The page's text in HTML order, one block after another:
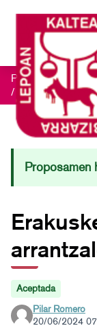
/ Ideas recibidas
Proposamen
Aceptada
Pilar Romero
20/06/2024